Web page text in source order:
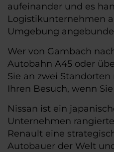
aufeinander und es
Logistikunternehmen
Umgebung
Wer von Gambach
Autobahn A45 oder
Sie an zwei
Ihren Besuch, wenn
Nissan ist ein
Unternehmen
Renault eine
Autobauer der Welt